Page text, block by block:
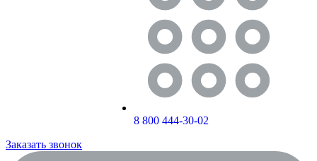
8 800 444-30-02
Заказать звонок